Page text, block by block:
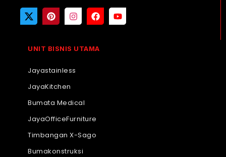
UNIT BISNIS UTAMA
Jayastainless
JayaKitchen
Bumata Medical
JayaOfficeFurniture
Timbangan X-Sago
Bumakonstruksi